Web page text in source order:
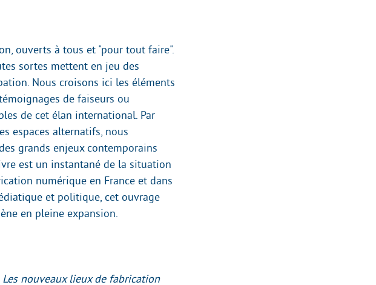
ouverts à tous et "pour tout faire".
sortes mettent en jeu des
Nous croisons ici les éléments
de faiseurs ou
de cet élan international. Par
espaces alternatifs, nous
grands enjeux contemporains
est un instantané de la situation
numérique en France et dans
et politique, cet ouvrage
en pleine expansion.
Les nouveaux lieux de fabrication